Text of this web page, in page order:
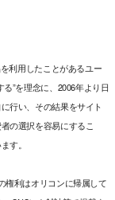
利用したことがあるユー
”を理念に、2006年より日
行い、その結果をサイト
の選択を容易にするこ
す。
権利はオリコンに帰属して